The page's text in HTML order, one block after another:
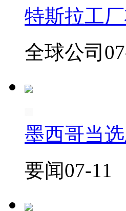
特斯拉工
全球公司
墨西哥当
要闻07-11